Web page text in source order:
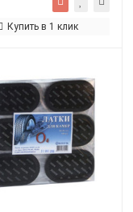
Купить в 1 клик